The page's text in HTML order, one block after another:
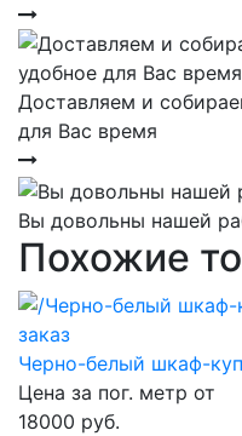
Доставляем и
для Вас время
Вы довольны нашей
Похожие
Черно-белый шкаф-
Цена за пог. метр от
18000 руб.